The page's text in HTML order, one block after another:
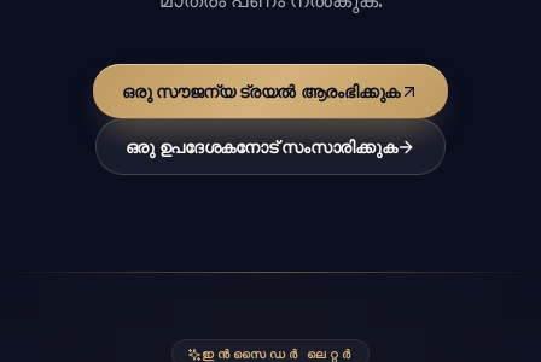
ഒരു സൗജന്യ ട്രയൽ ആരംഭിക്കുക
ഒരു ഉപദേശകനോട് സംസാരിക്കുക
ഇൻസൈഡർ ലെറ്റർ